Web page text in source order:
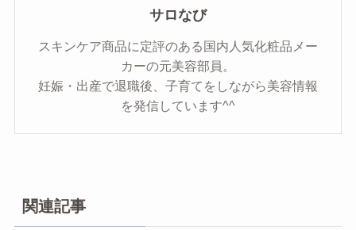
サロなび
スキンケア商品に定評のある国内人気化粧品メー
カーの元美容部員。
妊娠・出産で退職後、子育てをしながら美容情報
を発信しています^^
関連記事